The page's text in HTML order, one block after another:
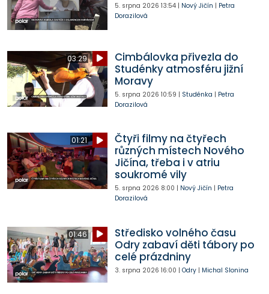
5. srpna 2026 13:54| Nový Jičín | Petra
Dorazilová
03:29
Cimbálovka přivezla do
Studénky atmosféru jižní
Moravy
5. srpna 2026 10:59 | Studénka | Petra
Dorazilová
01:21
Čtyři filmy na čtyřech
různých místech Nového
Jičína, třeba i v atriu
soukromé vily
5. srpna 2026 8:00 | Nový Jičín | Petra
Dorazilová
01:46
Středisko volného času
Odry zabaví děti tábory po
celé prázdniny
3. srpna 2026 16:00 | Odry| Michal Slonina